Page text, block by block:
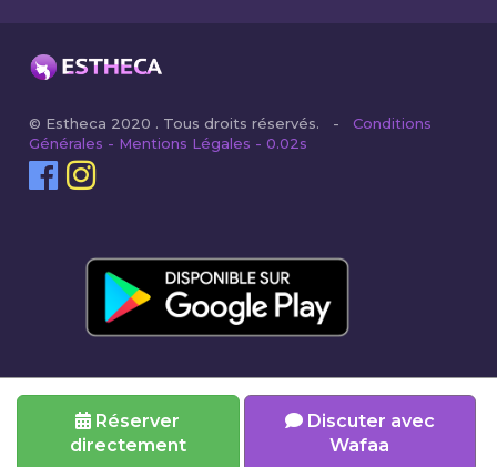
Réserver
directement
Discuter avec
Wafaa
© Estheca 2020 . Tous droits réservés. -Conditions
Générales - Mentions Légales - 0.02s